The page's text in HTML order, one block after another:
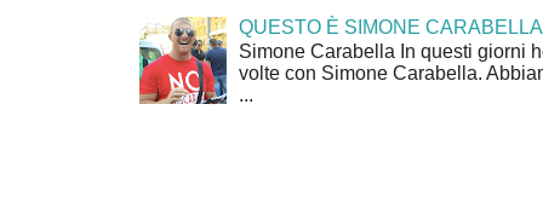
QUESTO È SIMONE CARABELLA
Simone Carabella In questi giorni
volte con Simone Carabella.
...